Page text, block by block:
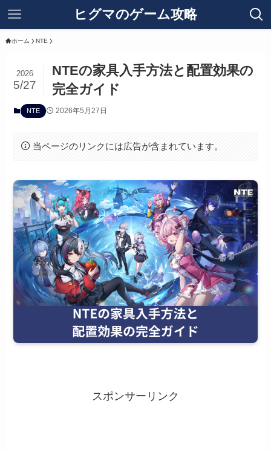
ヒグマのゲーム攻略
ホーム NTE
NTEの家具入手方法と配置効果の
完全ガイド
2026
5/27
NTE 2026年5月27日
当ページのリンクには広告が含まれています。
スポンサーリンク